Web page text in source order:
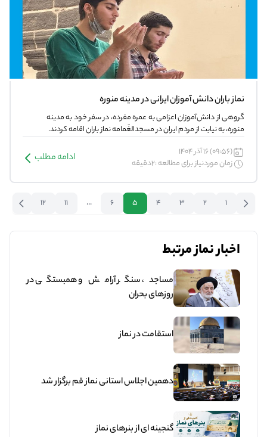
نماز باران دانش آموزان ایرانی در مدینه منوره
گروهی از دانش‌آموزان اعزامی به عمره مفرده، در سفر خود به مدینه
منوره، به نیابت از مردم ایران در مسجدالغَمامه نماز باران اقامه کردند.
(09:56) 16 آذر 1404
زمان موردنیاز برای مطالعه :2دقیقه
ادامه مطلب
1
2
3
4
5
6
...
11
12
اخبار نماز مرتبط
مساجد، سنگر آرامش و همبستگی در
روزهای بحران
استقامت در نماز
دهمین اجلاس استانی نماز قم برگزار شد
گنجینه ای از بنرهای نماز